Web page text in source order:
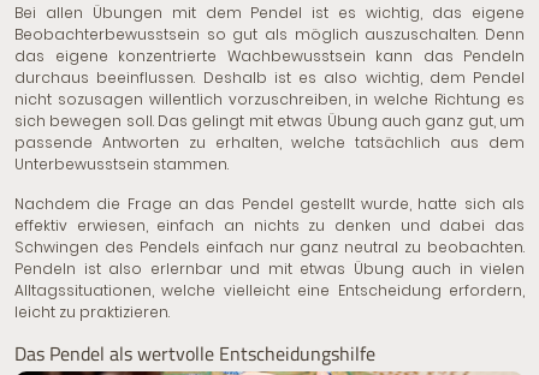
Bei allen Übungen mit dem Pendel ist es wichtig, das eigene
Beobachterbewusstsein so gut als möglich auszuschalten. Denn
das eigene konzentrierte Wachbewusstsein kann das Pendeln
durchaus beeinflussen. Deshalb ist es also wichtig, dem Pendel
nicht sozusagen willentlich vorzuschreiben, in welche Richtung es
sich bewegen soll. Das gelingt mit etwas Übung auch ganz gut, um
passende Antworten zu erhalten, welche tatsächlich aus dem
Unterbewusstsein stammen.
Nachdem die Frage an das Pendel gestellt wurde, hatte sich als
effektiv erwiesen, einfach an nichts zu denken und dabei das
Schwingen des Pendels einfach nur ganz neutral zu beobachten.
Pendeln ist also erlernbar und mit etwas Übung auch in vielen
Alltagssituationen, welche vielleicht eine Entscheidung erfordern,
leicht zu praktizieren.
Das Pendel als wertvolle Entscheidungshilfe